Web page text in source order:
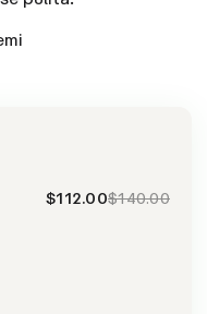
$112.00$140.00